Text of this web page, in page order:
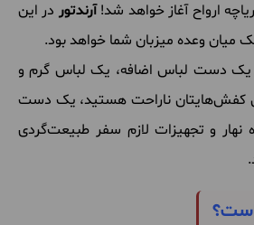
ارواح آغاز خواهد شد!آرندتور در این
وعده میزبان شما خواهد بود.
یک دست لباس اضافه، یک لباس گرم و
کفش‌هایتان ناراحت هستید، یک دست
و تجهیزات لازم سفر طبیعت‌گردی